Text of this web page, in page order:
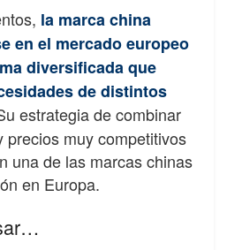
la marca china
en el mercado europeo
diversificada que
de distintos
estrategia de combinar
precios muy competitivos
una de las marcas chinas
en Europa.